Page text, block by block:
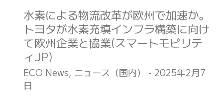
受
賞
(食
品
産
業
新
米
政
権
に
ア
フ
水素による物流改革が欧州で加速か。
トヨタが水素充填インフラ構築に向け
て欧州企業と協業(スマートモビリテ
ィJP)
ECO News, ニュース（国内） - 2025年2月7
日
水
素
に
よ
る
物